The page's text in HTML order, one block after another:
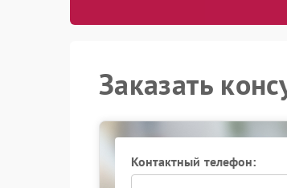
Заказать
Контактный телефон: